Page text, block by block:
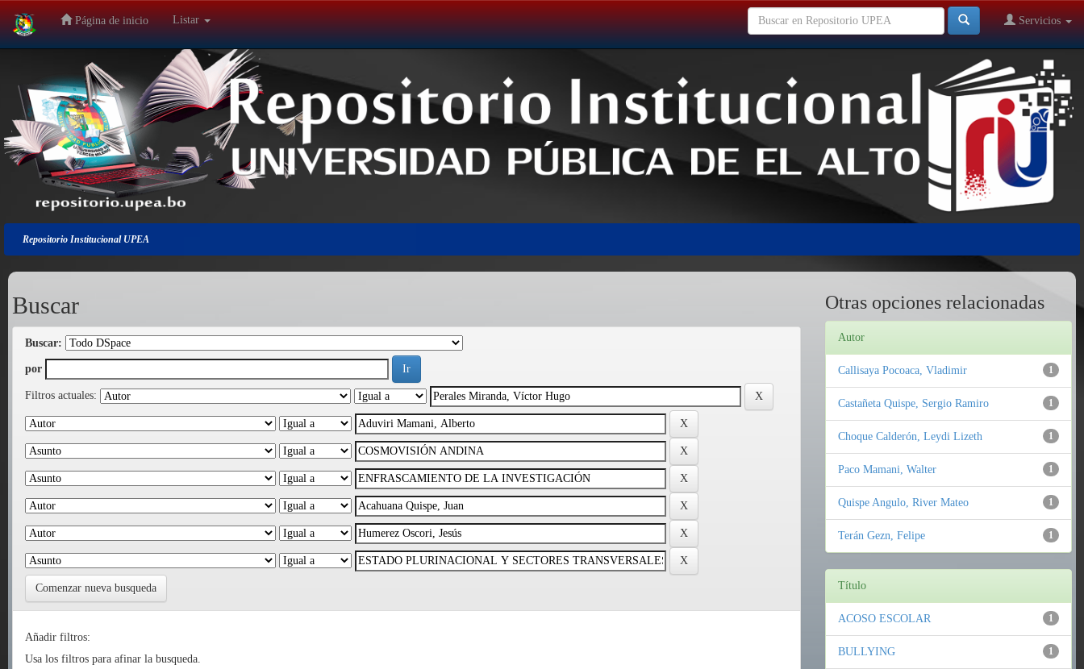
Salir
navegación
Página de inicio Listar Servicios
Repositorio Institucional UPEA
Buscar
Buscar:
por
Filtros actuales:
Comenzar nueva busqueda
Añadir filtros:
Usa los filtros para afinar la busqueda.
Otras opciones relacionadas
Autor
1
Callisaya Pocoaca, Vladimir
1
Castañeta Quispe, Sergio Ramiro
1
Choque Calderón, Leydi Lizeth
1
Paco Mamani, Walter
1
Quispe Angulo, River Mateo
1
Terán Gezn, Felipe
Título
1
ACOSO ESCOLAR
1
BULLYING